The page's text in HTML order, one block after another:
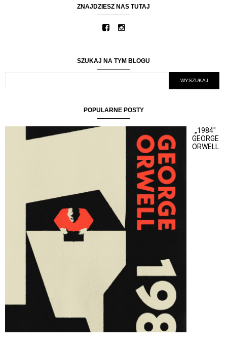
ZNAJDZIESZ NAS TUTAJ
SZUKAJ NA TYM BLOGU
POPULARNE POSTY
„1984"
GEORGE
ORWELL